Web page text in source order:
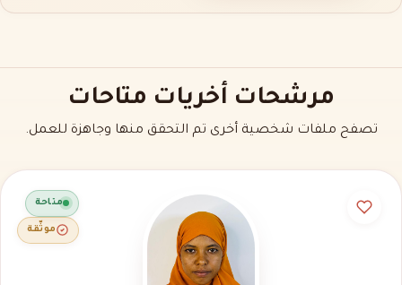
مرشحات أخريات متاحات
تصفح ملفات شخصية أخرى تم التحقق منها وجاهزة للعمل.
متاحة
موثّقة